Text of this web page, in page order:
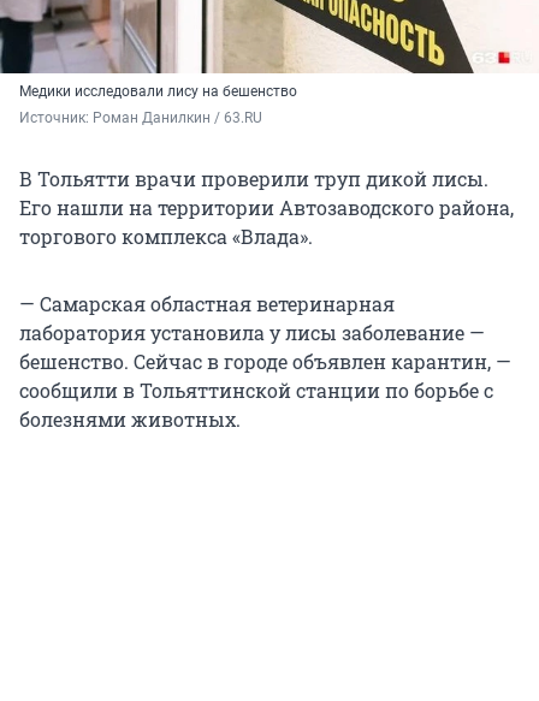
Медики исследовали лису на бешенство
Источник: Роман Данилкин / 63.RU
В Тольятти врачи проверили труп дикой лисы.
Его нашли на территории Автозаводского района,
торгового комплекса «Влада».
— Самарская областная ветеринарная
лаборатория установила у лисы заболевание —
бешенство. Сейчас в городе объявлен карантин, —
сообщили в Тольяттинской станции по борьбе с
болезнями животных.